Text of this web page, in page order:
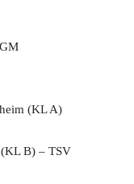
(KL A)
(KL B) – TSV